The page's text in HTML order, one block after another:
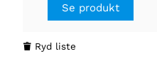
Se produkt
 Ryd liste